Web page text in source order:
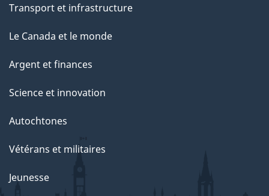
Transport et infrastructure
Le Canada et le monde
Argent et finances
Science et innovation
Autochtones
Vétérans et militaires
Jeunesse